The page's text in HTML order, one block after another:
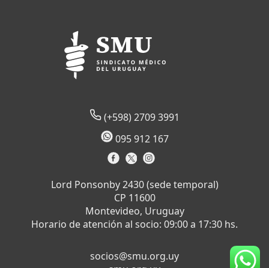
(+598) 2709 3991
095 912 167
Lord Ponsonby 2430 (sede temporal)
CP 11600
Montevideo, Uruguay
Horario de atención al socio: 09:00 a 17:30 hs.
socios@smu.org.uy